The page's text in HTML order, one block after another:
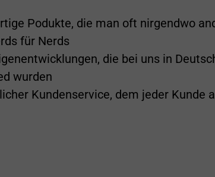
Podukte, die man oft nirgendwo
für Nerds
die bei uns in
wurden
Kundenservice, dem jeder Kunde